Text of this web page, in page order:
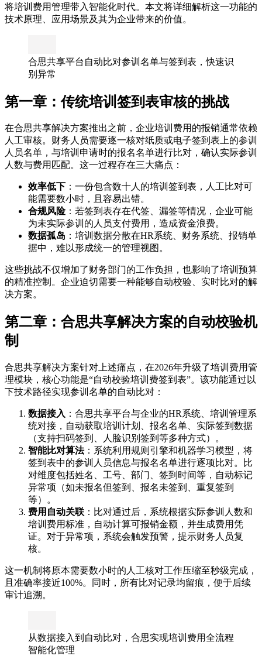
将培训费用管理带入智能化时代。本文将详细解析这一功能的
技术原理、应用场景及其为企业带来的价值。
合思共享平台自动比对参训名单与签到表，快速识
别异常
第一章：传统培训签到表审核的挑战
在合思共享解决方案推出之前，企业培训费用的报销通常依赖
人工审核。财务人员需要逐一核对纸质或电子签到表上的参训
人员名单，与培训申请时的报名名单进行比对，确认实际参训
人数与费用匹配。这一过程存在三大痛点：
效率低下 ：一份包含数十人的培训签到表，人工比对可
能需要数小时，且容易出错。
合规风险：若签到表存在代签、漏签等情况，企业可能
为未实际参训的人员支付费用，造成资金浪费。
数据孤岛 ：培训数据分散在HR系统、财务系统、报销单
据中，难以形成统一的管理视图。
这些挑战不仅增加了财务部门的工作负担，也影响了培训预算
的精准控制。企业迫切需要一种能够自动校验、实时比对的解
决方案。
第二章：合思共享解决方案的自动校验机
制
合思共享解决方案针对上述痛点，在2026年升级了培训费用管
理模块，核心功能是“自动校验培训费签到表”。该功能通过以
下技术路径实现参训名单的自动比对：
数据接入 ：合思共享平台与企业的HR系统、培训管理系
统对接，自动获取培训计划、报名名单、实际签到数据
（支持扫码签到、人脸识别签到等多种方式）。
智能比对算法：系统利用规则引擎和机器学习模型，将
签到表中的参训人员信息与报名名单进行逐项比对。比
对维度包括姓名、工号、部门、签到时间等，自动标记
异常项（如未报名但签到、报名未签到、重复签到
等）。
费用自动关联 ：比对通过后，系统根据实际参训人数和
培训费用标准，自动计算可报销金额，并生成费用凭
证。对于异常项，系统会触发预警，提示财务人员复
核。
这一机制将原本需要数小时的人工核对工作压缩至秒级完成，
且准确率接近100%。同时，所有比对记录均留痕，便于后续
审计追溯。
从数据接入到自动比对，合思实现培训费用全流程
智能化管理